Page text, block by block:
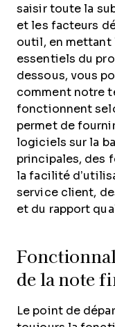
saisir toute la
et les facteurs
outil, en mettant
essentiels du
dessous, vous
comment notre
fonctionnent
permet de
logiciels sur la
principales, des
la facilité
service client,
et du rapport
de la note
Le point de